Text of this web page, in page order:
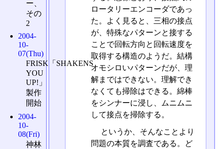
ロータリーエンコーダであっ
た。よく見ると、三相の接点
が、特殊なパターンと接する
ことで回転方向と回転速度を
取得する構造のようだ。結構
オモシロいパターンだが、理
解まではできない。理解でき
なくても掃除はできる。綿棒
をシンナーに浸し、ムニムニ
して接点を掃除する。
というか、そんなことより
問題の本質を調査である。ど
ー、
その
2
2004-
10-
07(Thu)
FRISK「SHAKENS
YOU
UP!」
製作
開始
2004-
10-
08(Fri)
神林